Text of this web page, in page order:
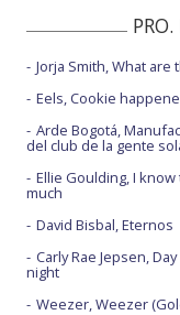
Jorja Smith, What are
Eels, Cookie
Arde Bogotá,
del club de la gente
Ellie Goulding, I know
much
David Bisbal, Eternos
Carly Rae Jepsen,
night
Weezer, Weezer